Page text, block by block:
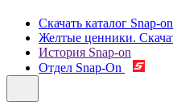
Скачать каталог Snap-on
Желтые ценники.
История Snap-on
Отдел Snap-On